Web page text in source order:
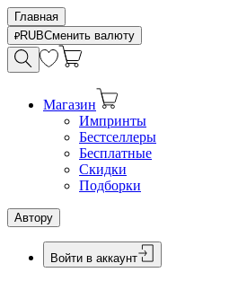
Главная
RUBСменить валюту
Магазин
Импринты
Бестселлеры
Бесплатные
Скидки
Подборки
Автору
Войти в аккаунт